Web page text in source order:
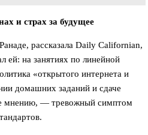
и страх за будущее
рассказала Daily Californian,
ей: на занятиях по линейной
«открытого интернета и
домашних заданий и сдаче
мнению, — тревожный симптом